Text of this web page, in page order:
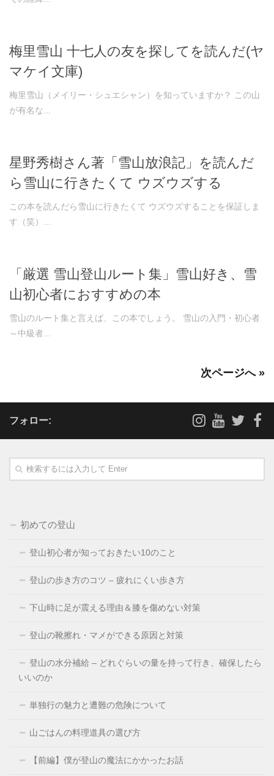
梅里雪山 十七人の友を探してを読んだ(ヤ
マケイ文庫)
梅里雪山（メイリー・シュエシャン）を知っていますか？ この山
が有名な...
星野秀樹さん著「雪山放浪記」を読んだ
ら雪山に行きたくて ウズウズする
この本を読んだら雪山に行きたくて ウズウズすることを保証しま
す（笑）...
「厳選 雪山登山ルート集」雪山好き、雪
山初心者におすすめの本
雪山のルート集と言えば、この本でしょう。 雪山の入門・初心者
～中級者...
次ページへ »
フォロー:
初めての登山
登山初心者が知っておきたい10のこと
登山の歩き方のコツ – 疲れにくい歩き方
下山時に足が震える理由＆膝を傷めない対策
登山の靴擦れ・マメができる原因と対策
登山の水分補給 – どれぐらいの量を持って行き、確保したら
いいのか
単独行の魅力と遭難の危険について
山ごはんの料理道具の選び方
【前編】僕が登山の魔法にかかったお話